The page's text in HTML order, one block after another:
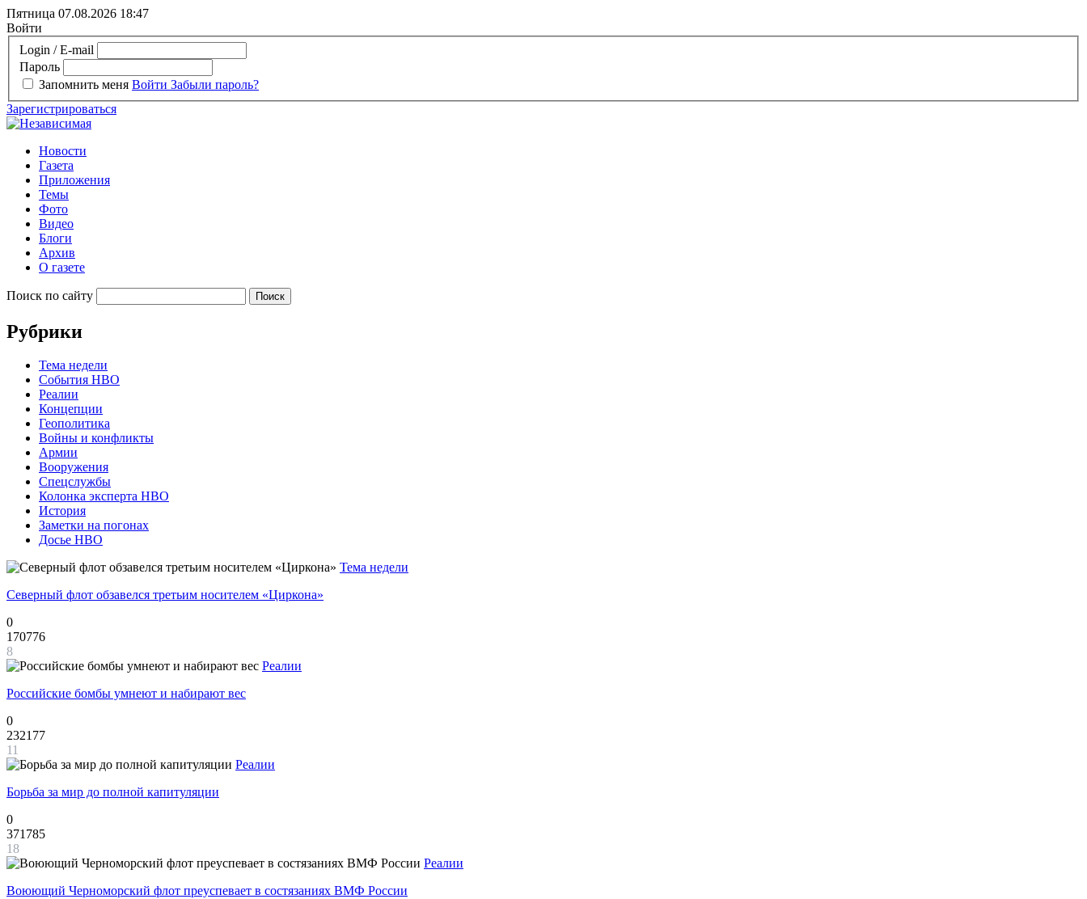
Пятница 07.08.2026 18:47
Войти
Login / E-mail
Пароль
Запомнить меня Войти Забыли пароль?
Зарегистрироваться
Новости
Газета
Приложения
Темы
Фото
Видео
Блоги
Архив
О газете
Поиск по сайту
Рубрики
Тема недели
События НВО
Реалии
Концепции
Геополитика
Войны и конфликты
Армии
Вооружения
Спецслужбы
Колонка эксперта НВО
История
Заметки на погонах
Досье НВО
Тема недели
Северный флот обзавелся третьим носителем «Циркона»
0
170776
8
Реалии
Российские бомбы умнеют и набирают вес
0
232177
11
Реалии
Борьба за мир до полной капитуляции
0
371785
18
Реалии
Воюющий Черноморский флот преуспевает в состязаниях ВМФ России